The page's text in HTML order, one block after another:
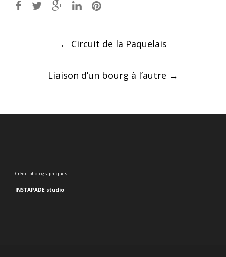
← Circuit de la Paquelais
Liaison d’un bourg à l’autre →
Crédit photographiques :
INSTAPADE studio